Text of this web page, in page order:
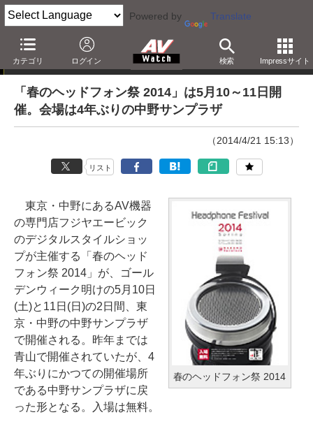
Powered by Translate
カテゴリ ログイン 検索 Impressサイト
ニュース
「春のヘッドフォン祭 2014」は5月10～11日開
催。会場は4年ぶりの中野サンプラザ
（2014/4/21 15:13）
リスト
春のヘッドフォン祭 2014
東京・中野にあるAV機器
の専門店フジヤエービック
のデジタルスタイルショッ
プが主催する「春のヘッド
フォン祭 2014」が、ゴール
デンウィーク明けの5月10日
(土)と11日(日)の2日間、東
京・中野の中野サンプラザ
で開催される。昨年までは
青山で開催されていたが、4
年ぶりにかつての開催場所
である中野サンプラザに戻
った形となる。入場は無料。